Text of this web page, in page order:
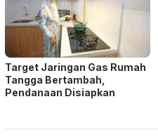
Target Jaringan Gas Rumah
Tangga Bertambah,
Pendanaan Disiapkan